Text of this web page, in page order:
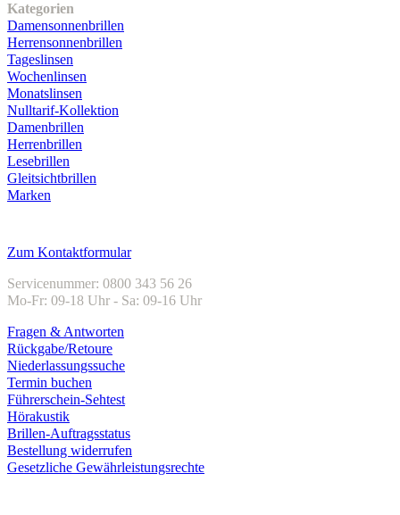
Kategorien
Damensonnenbrillen
Herrensonnenbrillen
Tageslinsen
Wochenlinsen
Monatslinsen
Nulltarif-Kollektion
Damenbrillen
Herrenbrillen
Lesebrillen
Gleitsichtbrillen
Marken
Zum Kontaktformular
Servicenummer: 0800 343 56 26
Mo-Fr: 09-18 Uhr - Sa: 09-16 Uhr
Fragen & Antworten
Rückgabe/Retoure
Niederlassungssuche
Termin buchen
Führerschein-Sehtest
Hörakustik
Brillen-Auftragsstatus
Bestellung widerrufen
Gesetzliche Gewährleistungsrechte